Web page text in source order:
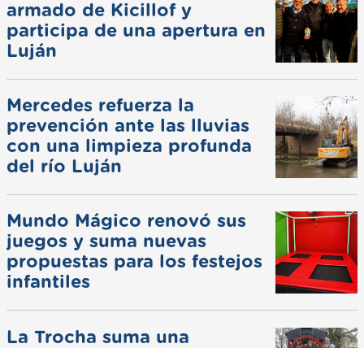
armado de Kicillof y
participa de una apertura en
Luján
Mercedes refuerza la
prevención ante las lluvias
con una limpieza profunda
del río Luján
Mundo Mágico renovó sus
juegos y suma nuevas
propuestas para los festejos
infantiles
La Trocha suma una